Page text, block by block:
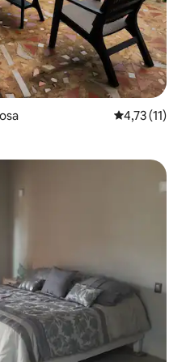
Gemiddelde
4,73 (11)